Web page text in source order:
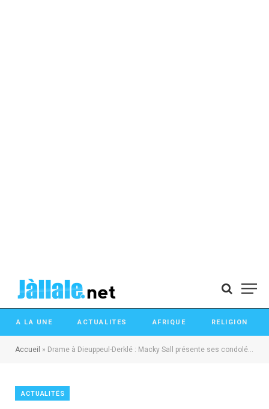
A LA UNE ACTUALITES AFRIQUE RELIGION
Accueil » Drame à Dieuppeul-Derklé : Macky Sall présente ses condoléances aux familles des victimes
ACTUALITÉS